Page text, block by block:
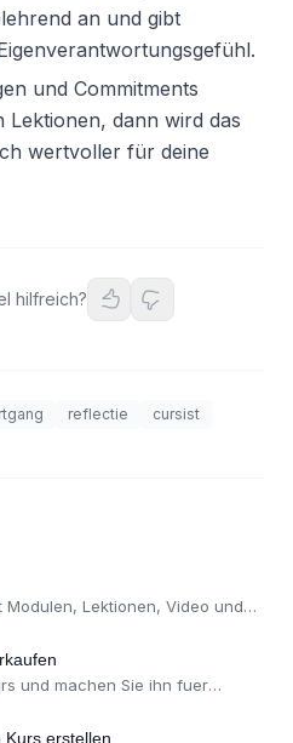
an und gibt
und Commitments
Lektionen, dann wird das
wertvoller für deine
hilfreich?
reflectie cursist
Modulen, Lektionen, Video und
und machen Sie ihn fuer
Kurs erstellen